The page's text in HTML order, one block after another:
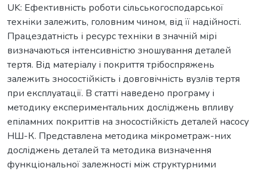
UK: Ефективність роботи сільськогосподарської
техніки залежить, головним чином, від її надійності.
Працездатність і ресурс техніки в значній мірі
визначаються інтенсивністю зношування деталей
тертя. Від матеріалу і покриття трібоспряжень
залежить зносостійкість і довговічність вузлів тертя
при експлуатації. В статті наведено програму і
методику експериментальних досліджень впливу
епіламних покриттів на зносостійкість деталей насосу
НШ-К. Представлена методика мікрометраж-них
досліджень деталей та методика визначення
функціональної залежності між структурними